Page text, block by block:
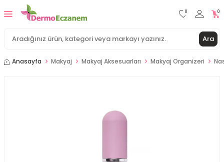
Ara
0 0
Anasayfa Makyaj Makyaj Aksesuarları Makyaj Organizeri